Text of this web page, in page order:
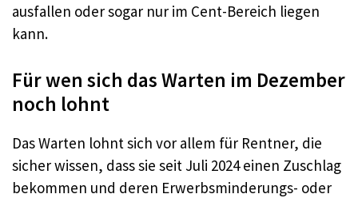
ausfallen oder sogar nur im Cent-Bereich liegen
kann.
Für wen sich das Warten im Dezember
noch lohnt
Das Warten lohnt sich vor allem für Rentner, die
sicher wissen, dass sie seit Juli 2024 einen Zuschlag
bekommen und deren Erwerbsminderungs- oder